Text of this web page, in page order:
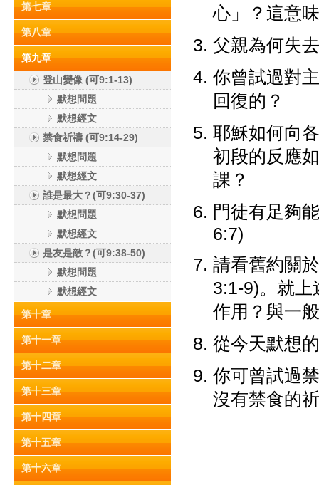
第七章
第八章
第九章
登山變像 (可9:1-13)
默想問題
默想經文
禁食祈禱 (可9:14-29)
默想問題
默想經文
誰是最大？(可9:30-37)
默想問題
默想經文
是友是敵？(可9:38-50)
默想問題
默想經文
第十章
第十一章
第十二章
第十三章
第十四章
第十五章
第十六章
心」？這意
父親為何失
你曾試過對
回復的？
耶穌如何向
初段的反應
課？
門徒有足夠
6:7)
請看舊約關
3:1-9)。就
作用？與一
從今天默想
你可曾試過
沒有禁食的